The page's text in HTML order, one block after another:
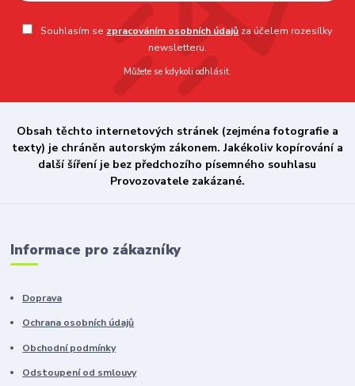
Souhlasím se zpracováním osobních údajů za účelem rozesílky
newsletteru.
Můžete se kdykoli odhlásit.
Obsah těchto internetových stránek (zejména fotografie a
texty) je chráněn autorským zákonem. Jakékoliv kopírování a
další šíření je bez předchozího písemného souhlasu
Provozovatele zakázané.
Informace pro zákazníky
Doprava
Ochrana osobních údajů
Obchodní podmínky
Odstoupení od smlouvy